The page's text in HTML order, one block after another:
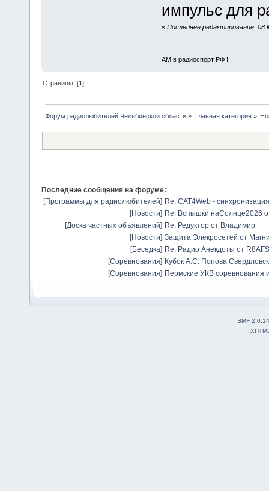
импульс для
« Последнее редактирование: 08
АМ в радиоспорт РФ !
Страницы: [1]
Форум радиолюбителей Челябинской области » Главная категория»
Последние сообщения на форуме:
[Программы для радиолюбителей] Re: CAT4Web -
[Новости] Re: Вспышки наСолнце2026
[Доска частных объявлений] Re: Редуктор от Владимир
[Новости] Защита Элекросетей от
[Беседка] Re: Радио Анекдоты от R8AFS
[Соревнования] Кубок А.С. Попова
[Соревнования] Пермские УКВ соревнования
SMF 2.0.14